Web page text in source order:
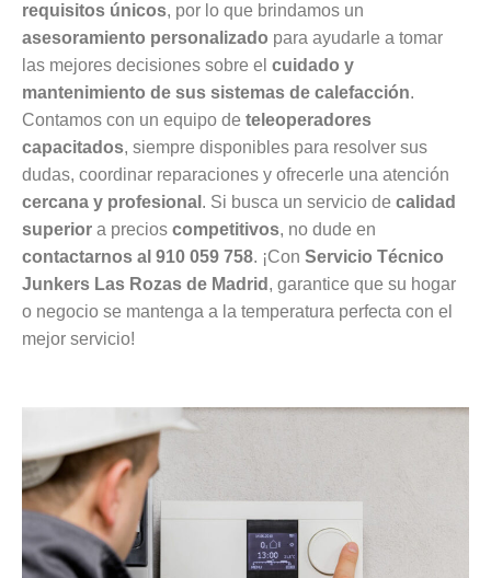
requisitos únicos, por lo que brindamos un
asesoramiento personalizado para ayudarle a tomar
las mejores decisiones sobre el cuidado y
mantenimiento de sus sistemas de calefacción.
Contamos con un equipo de teleoperadores
capacitados, siempre disponibles para resolver sus
dudas, coordinar reparaciones y ofrecerle una atención
cercana y profesional . Si busca un servicio de calidad
superior a precios competitivos, no dude en
contactarnos al 910 059 758. ¡Con Servicio Técnico
Junkers Las Rozas de Madrid , garantice que su hogar
o negocio se mantenga a la temperatura perfecta con el
mejor servicio!